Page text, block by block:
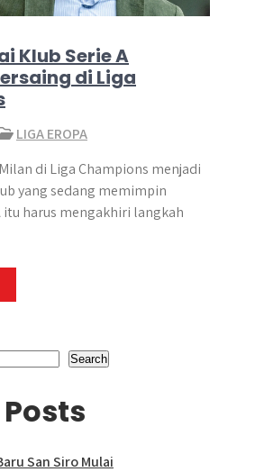
Klub Serie A
di Liga
LIGA EROPA
di Liga Champions menjadi
yang sedang memimpin
itu harus mengakhiri langkah
Search
San Siro Mulai